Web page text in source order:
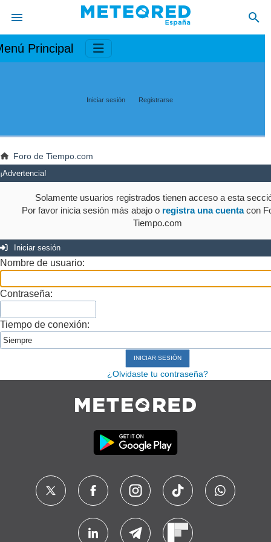
Principal
Iniciar sesión Registrarse
Foro de Tiempo.com
¡Advertencia!
Solamente usuarios registrados tienen acceso a esta
Por favor inicia sesión más abajo o registra una cuentacon
Tiempo.com
Iniciar sesión
Nombre de usuario:
Contraseña:
Tiempo de conexión:
¿Olvidaste tu contraseña?